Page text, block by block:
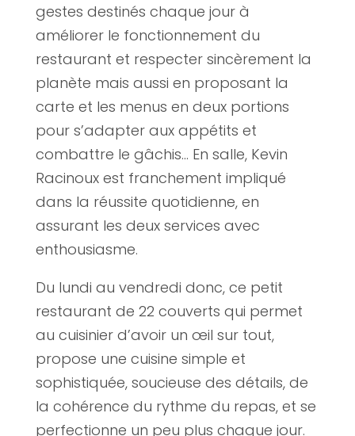
gestes destinés chaque jour à
améliorer le fonctionnement du
restaurant et respecter sincèrement la
planète mais aussi en proposant la
carte et les menus en deux portions
pour s’adapter aux appétits et
combattre le gâchis… En salle, Kevin
Racinoux est franchement impliqué
dans la réussite quotidienne, en
assurant les deux services avec
enthousiasme.
Du lundi au vendredi donc, ce petit
restaurant de 22 couverts qui permet
au cuisinier d’avoir un œil sur tout,
propose une cuisine simple et
sophistiquée, soucieuse des détails, de
la cohérence du rythme du repas, et se
perfectionne un peu plus chaque jour.